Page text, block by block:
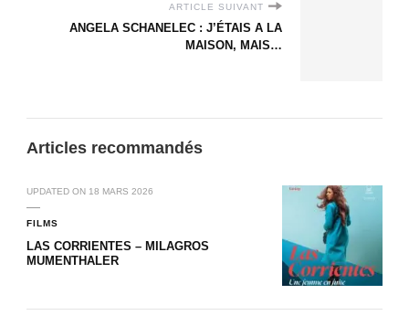
ARTICLE SUIVANT
ANGELA SCHANELEC : J’ÉTAIS A LA
MAISON, MAIS…
Articles recommandés
UPDATED ON 18 MARS 2026
FILMS
LAS CORRIENTES – MILAGROS
MUMENTHALER